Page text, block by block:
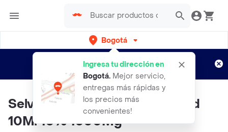
Bogotá
Ingresa tu dirección en
Bogotá. Mejor servicio,
entregas más rápidas y
los precios más
convenientes!
envíos gratis por semanas
Aplican TyC
Selva Cosmetics Aceite De Cbd
10Ml 10% 1000Mg